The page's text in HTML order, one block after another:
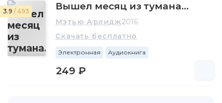
3.9 / 493 Вышел месяц из тумана…
Мэтью Арлидж2016
Скачать бесплатно
Электронная Аудиокнига
249 ₽